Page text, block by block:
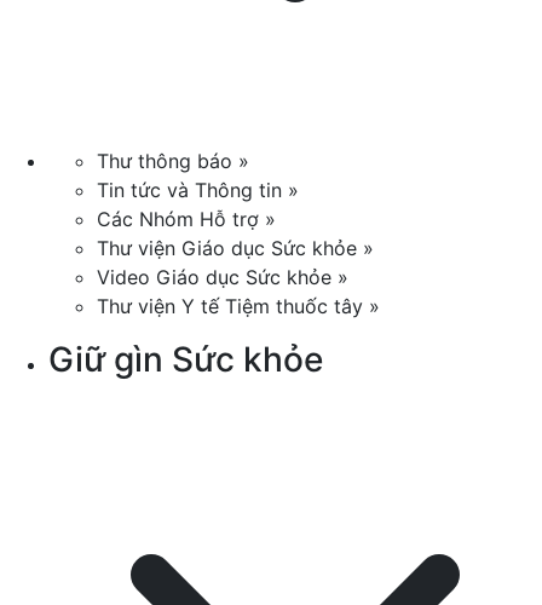
Thư thông báo »
Tin tức và Thông tin »
Các Nhóm Hỗ trợ »
Thư viện Giáo dục Sức khỏe »
Video Giáo dục Sức khỏe »
Thư viện Y tế Tiệm thuốc tây »
Giữ gìn Sức khỏe